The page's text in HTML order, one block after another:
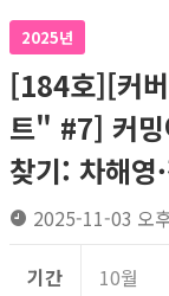
2025년
[184호][커
트" #7] 커밍
찾기: 차해영
2025-11-03 오
기간 10월